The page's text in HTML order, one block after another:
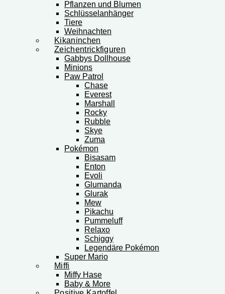
Pflanzen und Blumen
Schlüsselanhänger
Tiere
Weihnachten
Kikaninchen
Zeichentrickfiguren
Gabbys Dollhouse
Minions
Paw Patrol
Chase
Everest
Marshall
Rocky
Rubble
Skye
Zuma
Pokémon
Bisasam
Enton
Evoli
Glumanda
Glurak
Mew
Pikachu
Pummeluff
Relaxo
Schiggy
Legendäre Pokémon
Super Mario
Miffi
Miffy Hase
Baby & More